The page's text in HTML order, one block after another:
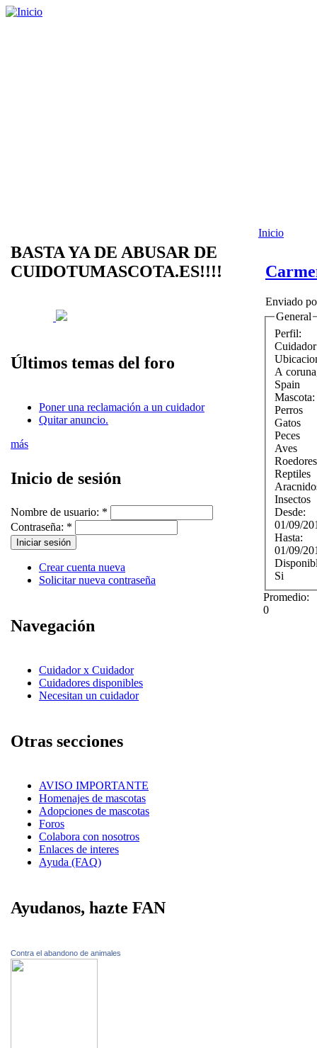
BASTA YA DE ABUSAR DE
CUIDOTUMASCOTA.ES!!!!
Últimos temas del foro
Poner una reclamación a un cuidador
Quitar anuncio.
más
Inicio de sesión
Nombre de usuario: *
Contraseña: *
Crear cuenta nueva
Solicitar nueva contraseña
Navegación
Cuidador x Cuidador
Cuidadores disponibles
Necesitan un cuidador
Otras secciones
AVISO IMPORTANTE
Homenajes de mascotas
Adopciones de mascotas
Foros
Colabora con nosotros
Enlaces de interes
Ayuda (FAQ)
Ayudanos, hazte FAN
Contra el abandono de animales
Inicio
Enviado
General
Perfil:
Cuidador
A coruna
Spain
Mascota:
Perros
Gatos
Peces
Aves
Roedores
Reptiles
Insectos
Desde:
01/09/
Hasta:
01/09/
Si
Promedio:
0